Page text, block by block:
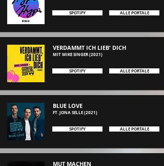
SPOTIFY ALLE PORTALE
VERDAMMT ICH LIEB' DICH
MIT MIKE SINGER (2021)
SPOTIFY ALLE PORTALE
BLUE LOVE
FT. JONA SELLE (2021)
SPOTIFY ALLE PORTALE
MUT MACHEN